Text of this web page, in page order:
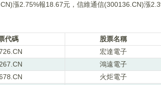
漲2.75%報18.67元，信維通信(300136.CN)漲
代碼 股票名稱
宏達電子
鴻遠電子
火炬電子